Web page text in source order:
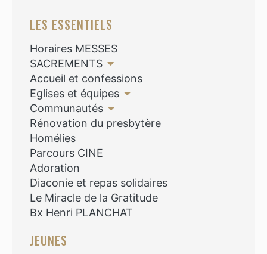
LES ESSENTIELS
Horaires MESSES
SACREMENTS
Accueil et confessions
Eglises et équipes
Communautés
Rénovation du presbytère
Homélies
Parcours CINE
Adoration
Diaconie et repas solidaires
Le Miracle de la Gratitude
Bx Henri PLANCHAT
JEUNES